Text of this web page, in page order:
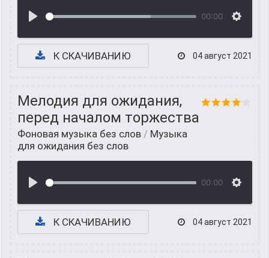
00:00
К СКАЧИВАНИЮ 04 август 2021
Мелодия для ожидания,
перед началом торжества
Фоновая музыка без слов / Музыка
для ожидания без слов
00:00
К СКАЧИВАНИЮ 04 август 2021